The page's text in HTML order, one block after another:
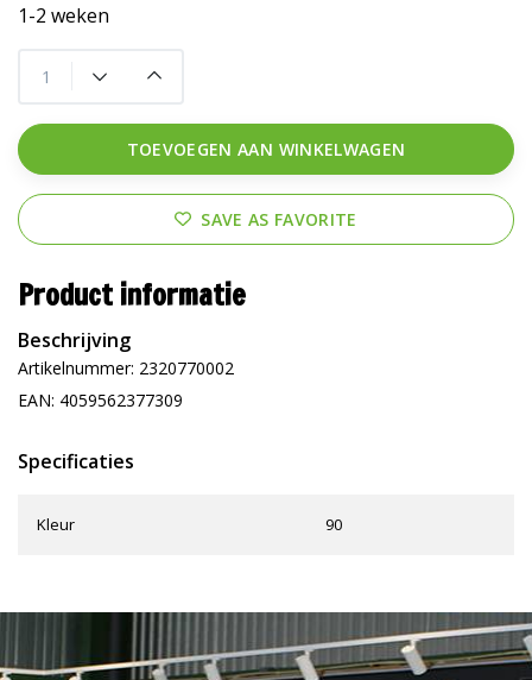
1-2 weken
TOEVOEGEN AAN WINKELWAGEN
SAVE AS FAVORITE
Product informatie
Beschrijving
Artikelnummer: 2320770002
EAN: 4059562377309
Specificaties
Kleur 90